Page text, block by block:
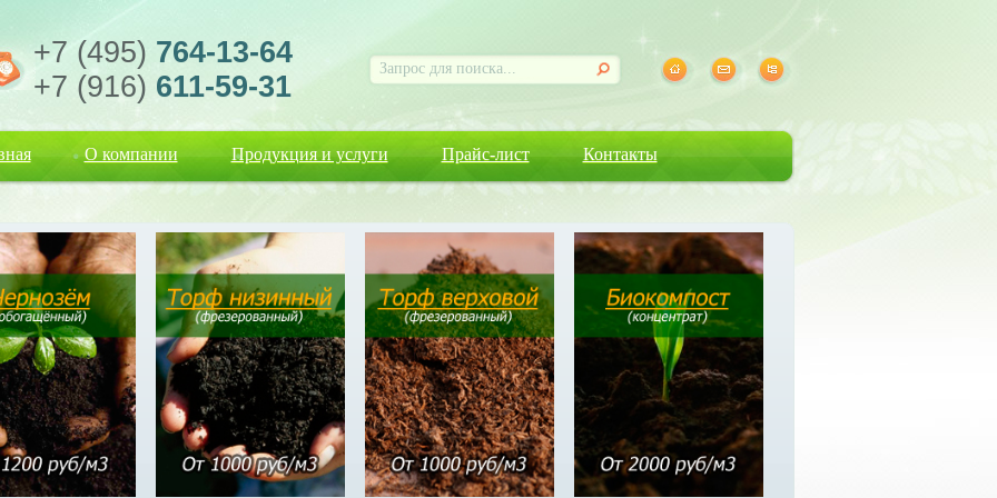
+7 (495) 764-13-64
+7 (916) 611-59-31
О компании Продукция и услуги Прайс-лист Контакты